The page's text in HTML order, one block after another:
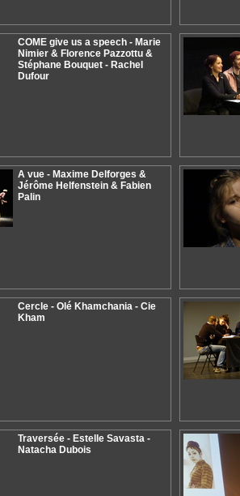
COME give us a speech - Marie
Nimier & Florence Pazzottu &
Stéphane Bouquet - Rachel
Dufour
A vue - Maxime Delforges &
Jérôme Helfenstein & Fabien
Palin
Cercle - Olé Khamchania - Cie
Kham
Traversée - Estelle Savasta -
Natacha Dubois